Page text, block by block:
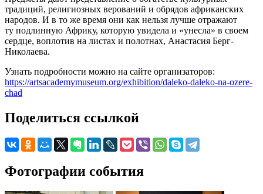
традиций, религиозных верований и обрядов африканских
народов. И в то же время они как нельзя лучше отражают
ту подлинную Африку, которую увидела и «унесла» в своем
сердце, воплотив на листах и полотнах, Анастасия Берг-
Николаева.
Узнать подробности можно на сайте организаторов:
https://artsacademymuseum.org/exhibition/daleko-daleko-na-ozere-
chad
Поделиться ссылкой
Фотографии события